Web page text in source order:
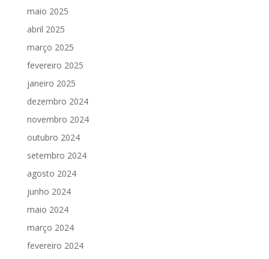
maio 2025
abril 2025
março 2025
fevereiro 2025
janeiro 2025
dezembro 2024
novembro 2024
outubro 2024
setembro 2024
agosto 2024
junho 2024
maio 2024
março 2024
fevereiro 2024